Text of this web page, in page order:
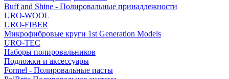
Buff and Shine - Полировальные принадлежности
URO-WOOL
URO-FIBER
Микрофибровые круги 1st Generation Models
URO-TEC
Наборы полировальников
Подложки и аксессуары
Formel - Полировальные пасты